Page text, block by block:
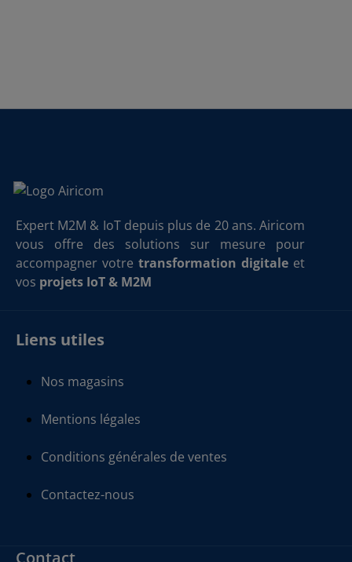
Expert M2M & IoT depuis plus de 20 ans. Airicom
vous offre des solutions sur mesure pour
accompagner votre transformation digitale et
vos projets IoT & M2M
Liens utiles
Nos magasins
Mentions légales
Conditions générales de ventes
Contactez-nous
Contact